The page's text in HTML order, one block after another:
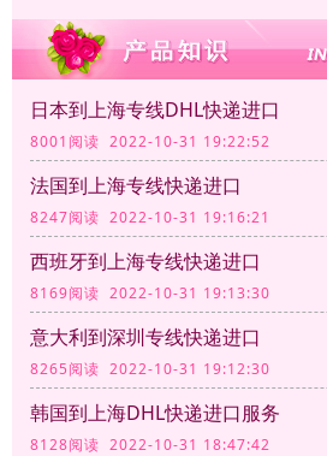
日本到上海专线DHL快递进口
8001阅读 2022-10-31 19:22:52
法国到上海专线快递进口
8247阅读 2022-10-31 19:16:21
西班牙到上海专线快递进口
8169阅读 2022-10-31 19:13:30
意大利到深圳专线快递进口
8265阅读 2022-10-31 19:12:30
韩国到上海DHL快递进口服务
8128阅读 2022-10-31 18:47:42